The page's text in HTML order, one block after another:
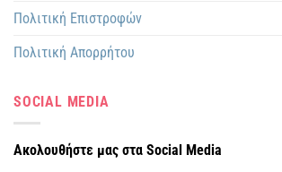
Πολιτική Επιστροφών
Πολιτική Απορρήτου
SOCIAL MEDIA
Ακολουθήστε μας στα Social Media